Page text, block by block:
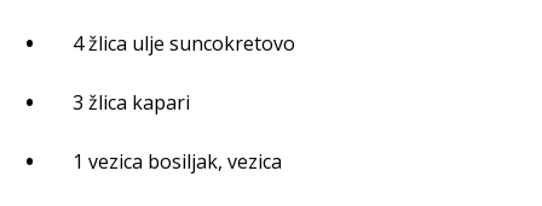
4 žlica ulje suncokretovo
3 žlica kapari
1 vezica bosiljak, vezica